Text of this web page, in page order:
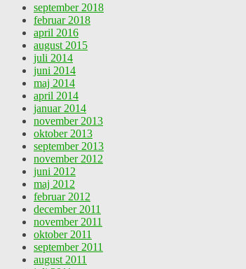
september 2018
februar 2018
april 2016
august 2015
juli 2014
juni 2014
maj 2014
april 2014
januar 2014
november 2013
oktober 2013
september 2013
november 2012
juni 2012
maj 2012
februar 2012
december 2011
november 2011
oktober 2011
september 2011
august 2011